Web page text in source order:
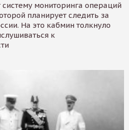
систему мониторинга операций
планирует следить за
На это кабмин толкнуло
к